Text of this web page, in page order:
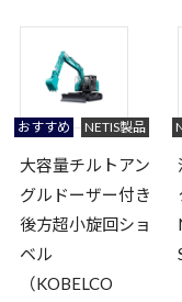
おすすめ NETIS製品
大容量チルトアン
グルドーザー付き
後方超小旋回ショ
ベル
（KOBELCO